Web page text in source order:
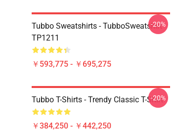
Tubbo Sweatshirts - TubboSweatshirt
TP1211
￥593,775 - ￥695,275
-20%
Tubbo T-Shirts - Trendy Classic T-Shirt
￥384,250 - ￥442,250
-20%